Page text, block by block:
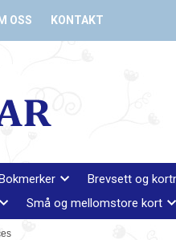
OSS KONTAKT
Brevsett og
Små og mellomstore kort